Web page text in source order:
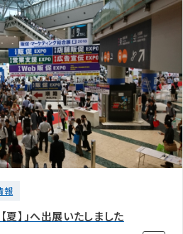
報
】」へ出展いたしました